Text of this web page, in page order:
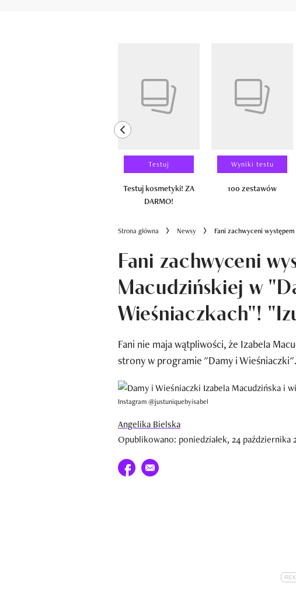
previous element
Testuj
Testuj kosmetyki! ZA
DARMO!
Wyniki testu
100 zestawów
Strona główna Newsy Fani zachwyceni
Fani zachwyceni
Macudzińskiej w
Wieśniaczkach"!
Fani nie maja wątpliwości, że Izabela
strony w programie "Damy i
Instagram @justuniquebyisabel
Angelika Bielska
Opublikowano: poniedziałek, 24 października
Udostępnij na facebook
E-mail do przyjaciela